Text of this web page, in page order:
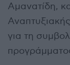
Αμανατίδη,
για τη